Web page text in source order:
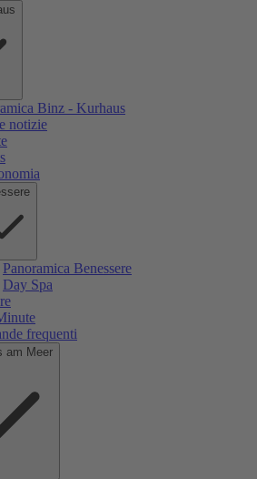
Binz - Kurhaus
notizie
Panoramica Benessere
Day Spa
frequenti
am Meer